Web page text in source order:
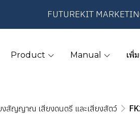
FUTUREKIT
Product Manual เพิ่
งสัญญาณ เสียงดนตรี และเสียงสัตว์